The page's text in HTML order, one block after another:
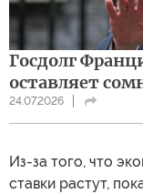
Госдолг
оставляет
24.07.2026
Из-за того, что
ставки растут,